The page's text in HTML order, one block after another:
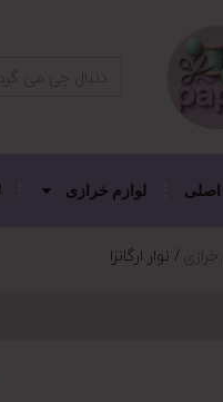
لوازم خرازی
نوار ارگانزا